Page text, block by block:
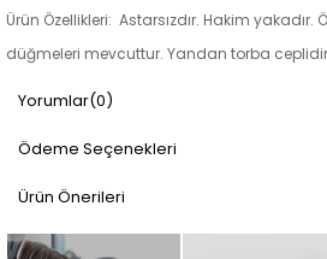
Ürün Özellikleri: Astarsızdır. Hakim yakadır.
düğmeleri mevcuttur. Yandan torba
Not: Ürün renginde konsept fotoğraf
Yorumlar(0)
Ödeme Seçenekleri
Ürün Önerileri